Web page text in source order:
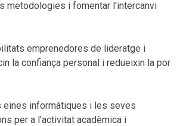
metodologies i fomentar l'intercanvi
emprenedores de lideratge i
la confiança personal i redueixin la por
eines informàtiques i les seves
per a l'activitat acadèmica i